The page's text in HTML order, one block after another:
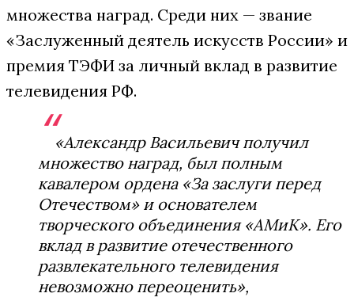
множества наград. Среди них — звание
«Заслуженный деятель искусств России» и
премия ТЭФИ за личный вклад в развитие
телевидения РФ.
«Александр Васильевич получил
множество наград, был полным
кавалером ордена «За заслуги перед
Отечеством» и основателем
творческого объединения «АМиК». Его
вклад в развитие отечественного
развлекательного телевидения
невозможно переоценить»,